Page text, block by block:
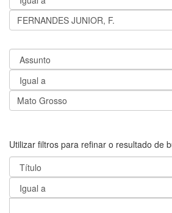
Utilizar filtros para refinar o resultado de